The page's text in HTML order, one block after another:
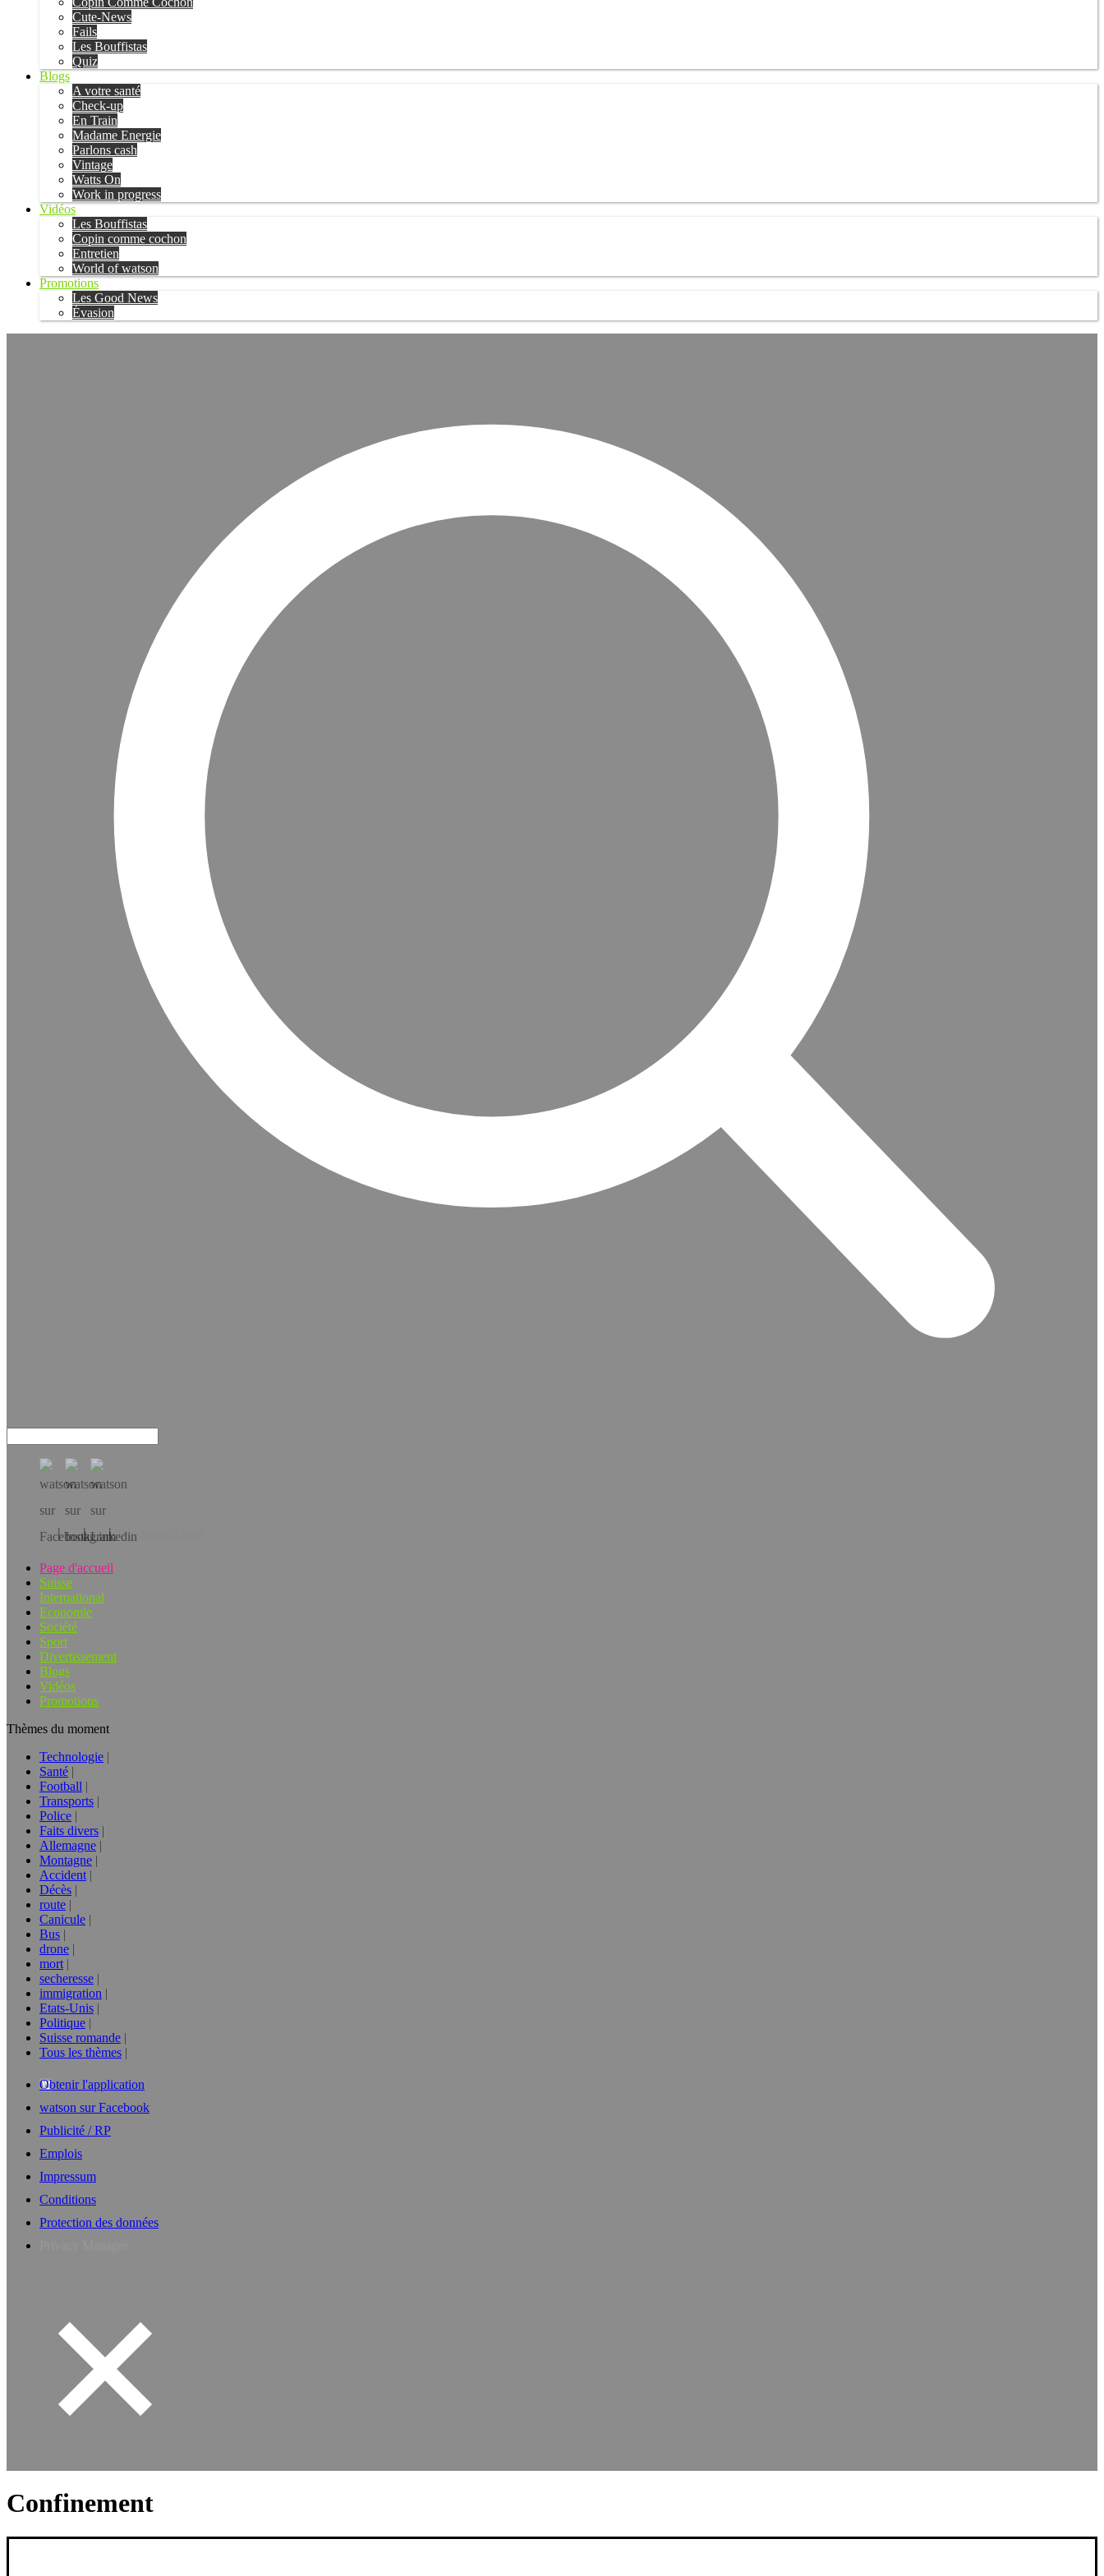
Cute-News
Fails
Les Bouffistas
Quiz
Blogs
A votre santé
Check-up
En Train
Madame Energie
Parlons cash
Vintage
Watts On
Work in progress
Vidéos
Les Bouffistas
Copin comme cochon
Entretien
World of watson
Promotions
Les Good News
Évasion
Téléchargez l’app!
Page d'accueil
Suisse
International
Economie
Société
Sport
Divertissement
Blogs
Vidéos
Promotions
Thèmes du moment
Technologie
Santé
Football
Transports
Police
Faits divers
Allemagne
Montagne
Accident
Décès
route
Canicule
Bus
drone
mort
secheresse
immigration
Etats-Unis
Politique
Suisse romande
Tous les thèmes
Obtenir l'application
watson sur Facebook
Publicité / RP
Emplois
Impressum
Conditions
Protection des données
Confinement